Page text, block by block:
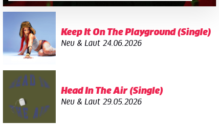
Keep It On The Playground (Single)
Neu & Laut 24.06.2026
Head In The Air (Single)
Neu & Laut 29.05.2026